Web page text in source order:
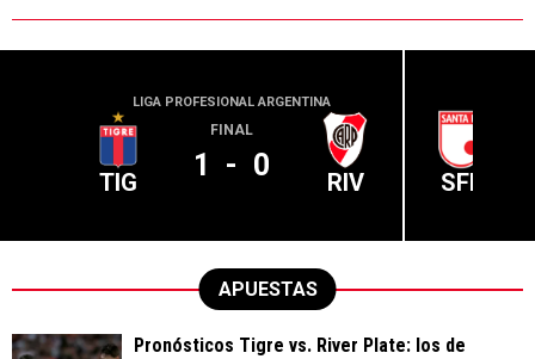
LIGA PROFESIONAL ARGENTINA
TIG
FINAL
1 - 0 RIV SFE
APUESTAS
Pronósticos Tigre vs. River Plate: los de